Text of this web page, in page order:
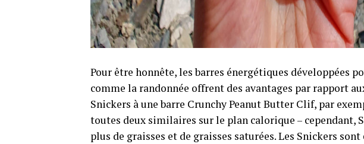
Pour être honnête, les barres énergétiques développées
comme la randonnée offrent des avantages par rapport
Snickers à une barre Crunchy Peanut Butter Clif, par
toutes deux similaires sur le plan calorique – cependant,
plus de graisses et de graisses saturées. Les Snickers